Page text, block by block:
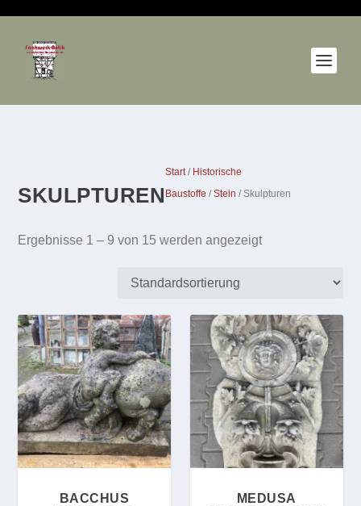
SKULPTUREN
Start/ Historische
Baustoffe /Stein / Skulpturen
Ergebnisse 1 – 9 von 15 werden angezeigt
BACCHUS
MEDUSA